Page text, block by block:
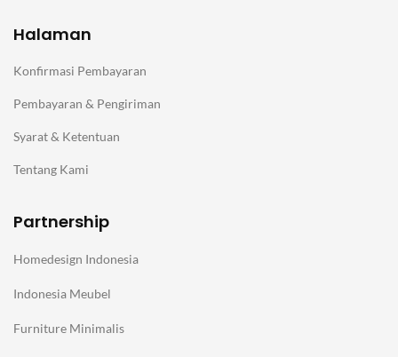
Halaman
Konfirmasi Pembayaran
Pembayaran & Pengiriman
Syarat & Ketentuan
Tentang Kami
Partnership
Homedesign Indonesia
Indonesia Meubel
Furniture Minimalis